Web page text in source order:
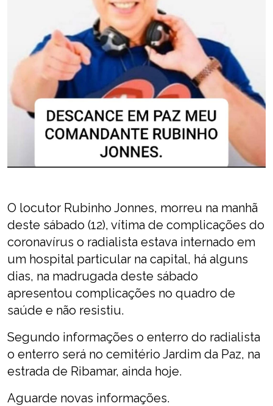
O locutor Rubinho Jonnes, morreu na manhã
deste sábado (12), vítima de complicações do
coronavírus o radialista estava internado em
um hospital particular na capital, há alguns
dias, na madrugada deste sábado
apresentou complicações no quadro de
saúde e não resistiu.
Segundo informações o enterro do radialista
o enterro será no cemitério Jardim da Paz, na
estrada de Ribamar, ainda hoje.
Aguarde novas informações.